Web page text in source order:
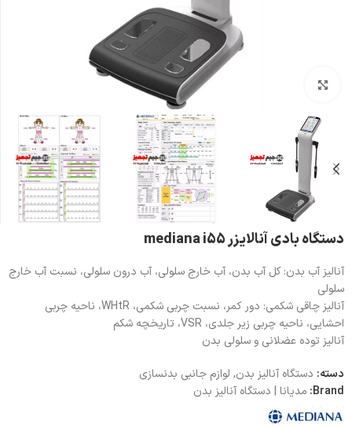
دستگاه بادی آنالایزر mediana i55
آنالیز آب بدن: کل آب بدن، آب خارج سلولی، آب درون سلولی، نسبت آب خارج
سلولی
آنالیز چاقی شکمی: دور کمر، نسبت چربی شکمی، WHtR، ناحیه چربی
احشایی، ناحیه چربی زیر جلدی، VSR، تاریخچه شکم
آنالیز توده عضلانی و سلولی بدن
دسته: دستگاه آنالیز بدن, لوازم جانبی بدنسازی
Brand: مدیانا | دستگاه آنالیز بدن